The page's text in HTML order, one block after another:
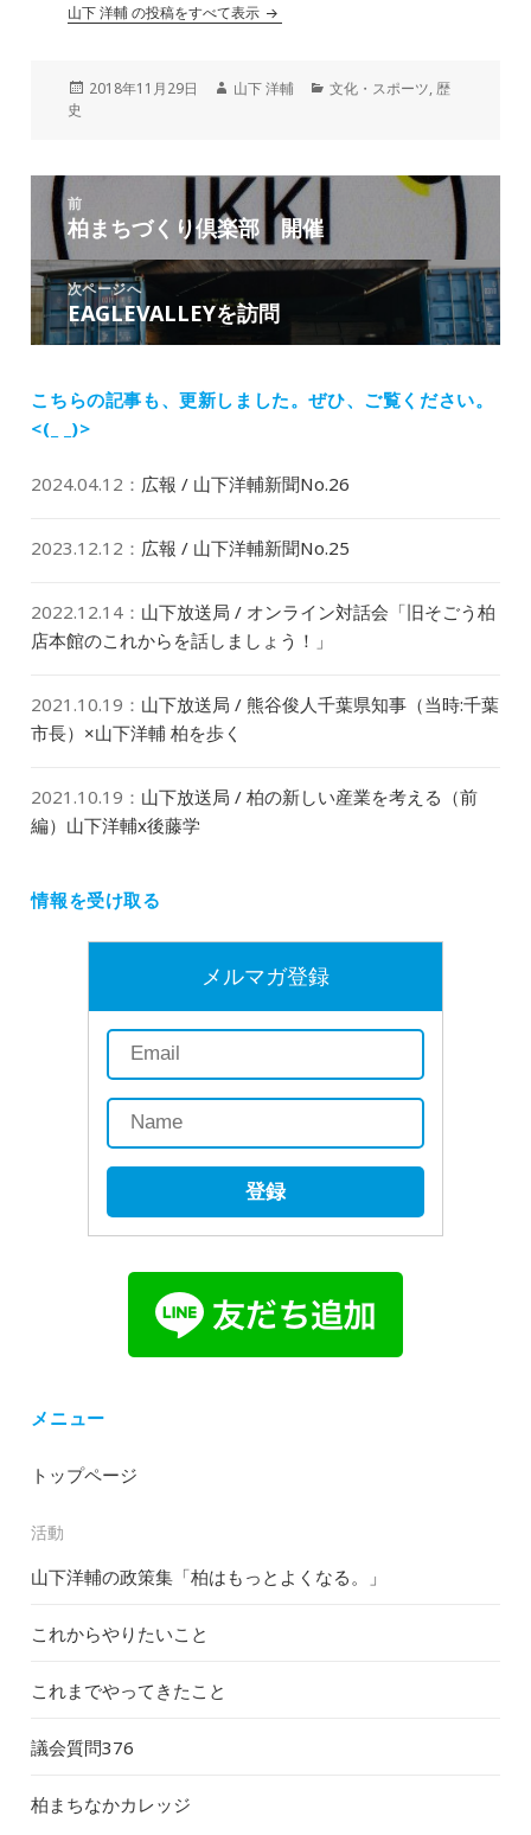
山下 洋輔 の投稿をすべて表示
投
2018年11月29日
作
山下 洋輔
カ
ー
文化・スポーツ, 歴
史
ビ
ゲ
ー
ョ
ン
前
前
の
投
稿:
柏まちづくり倶楽部 開催
次ページへ
次
の
稿:
EAGLEVALLEYを訪問
こちらの記事も、更新しました。ぜひ、ご覧ください。
<(_ _)>
2024.04.12 ： 広報 / 山下洋輔新聞No.26
2023.12.12 ： 広報 / 山下洋輔新聞No.25
2022.12.14 ： 山下放送局 / オンライン対話会「旧そごう柏
店本館のこれからを話しましょう！」
2021.10.19 ： 山下放送局 / 熊谷俊人千葉県知事（当時:千葉
市長）×山下洋輔 柏を歩く
2021.10.19 ： 山下放送局 / 柏の新しい産業を考える（前
編）山下洋輔x後藤学
情報を受け取る
メルマガ登録
登録
メニュー
トップページ
活動
山下洋輔の政策集「柏はもっとよくなる。」
これからやりたいこと
これまでやってきたこと
議会質問376
柏まちなかカレッジ